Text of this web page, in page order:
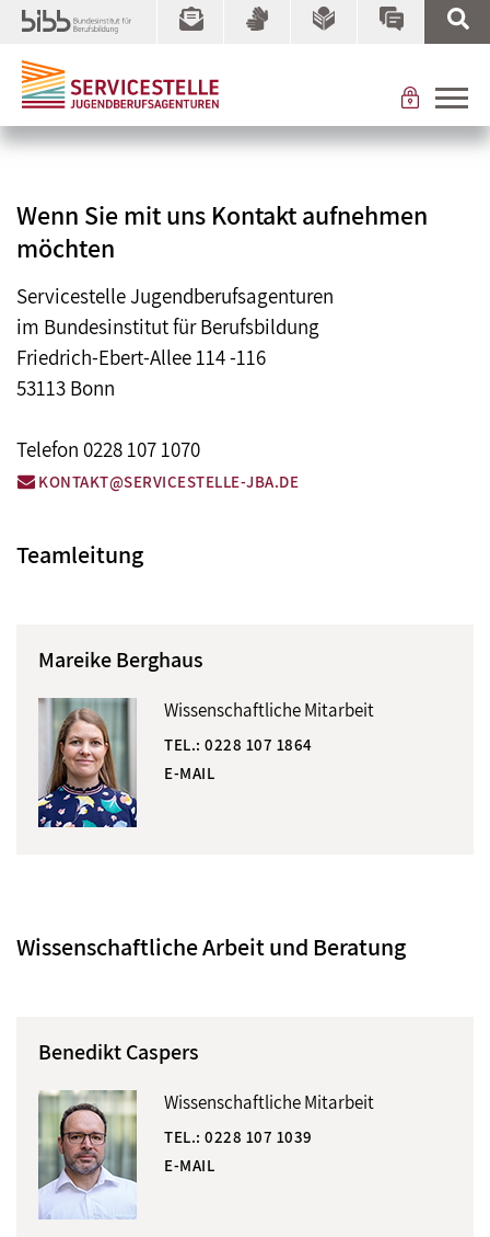
Wenn Sie mit uns Kontakt aufnehmen
möchten
Servicestelle Jugendberufsagenturen
im Bundesinstitut für Berufsbildung
Friedrich-Ebert-Allee 114 -116
53113 Bonn
Telefon 0228 107 1070
KONTAKT@SERVICESTELLE-JBA.DE
Teamleitung
Mareike Berghaus
Wissenschaftliche Mitarbeit
TEL.: 0228 107 1864
E-MAIL
Wissenschaftliche Arbeit und Beratung
Benedikt Caspers
Wissenschaftliche Mitarbeit
TEL.: 0228 107 1039
E-MAIL